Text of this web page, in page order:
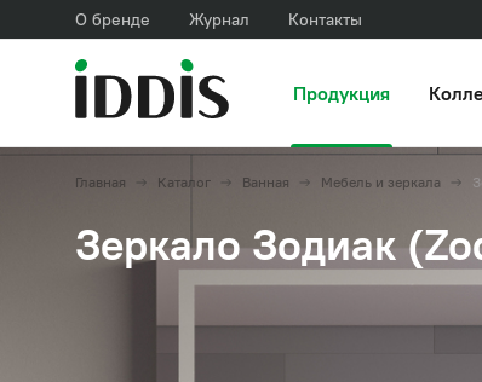
О бренде Журнал Контакты
Продукция
Главная Каталог Ванная Мебель и зеркала
Зеркало Зодиак